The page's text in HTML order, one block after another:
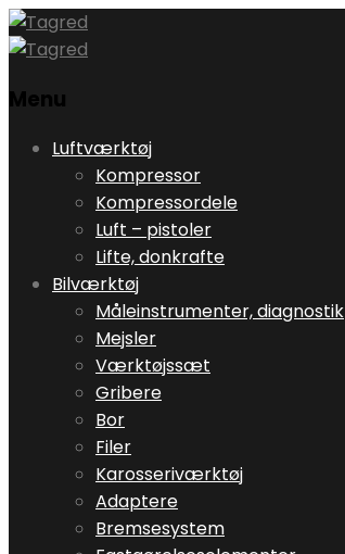
Menu
Skip
content
Luftværktøj
Kompressor
Kompressordele
Luft – pistoler
Lifte, donkrafte
Bilværktøj
Måleinstrumenter, diagnostik
Mejsler
Værktøjssæt
Gribere
Bor
Filer
Karosseriværktøj
Adaptere
Bremsesystem